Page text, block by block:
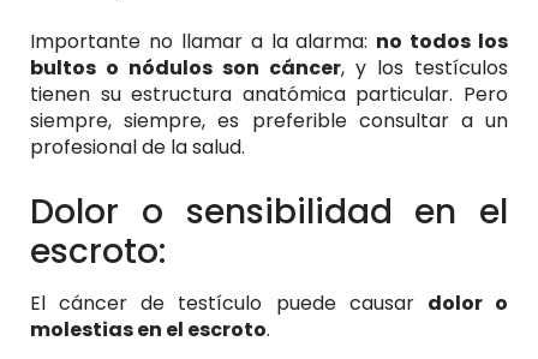
Importante no llamar a la alarma: no todos los
bultos o nódulos son cáncer, y los testículos
tienen su estructura anatómica particular. Pero
siempre, siempre, es preferible consultar a un
profesional de la salud.
Dolor o sensibilidad en el
escroto:
El cáncer de testículo puede causar dolor o
molestias en el escroto.